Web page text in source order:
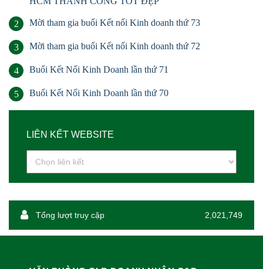
2 Mời tham gia buổi Kết nối Kinh doanh thứ 73
3 Mời tham gia buổi Kết nối Kinh doanh thứ 72
4 Buổi Kết Nối Kinh Doanh lần thứ 71
5 Buổi Kết Nối Kinh Doanh lần thứ 70
LIÊN KẾT WEBSITE
Tổng lượt truy cập 2,021,749